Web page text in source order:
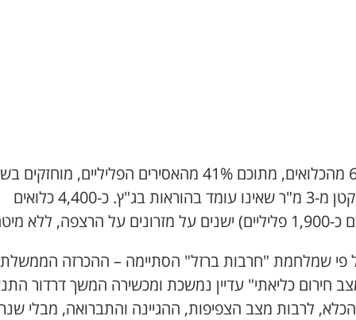
כ-61% מהכלואים, מתוכם 41% מהאסירים הפליליים,
מחיה קטן מ-3 מ"ר שאינו עומד בהוראות בג"ץ. כ-4,400 כלואים
על הרצפה, ללא מיטה.
פי שמלחמת "חרבות ברזל" הסתיימה – ההכרזה
חירום כליאתי" עדיין נמשכת ומכשירה המשך דרדור
לרבות מצב הצפיפות, ההגיינה והתברואה, מבלי